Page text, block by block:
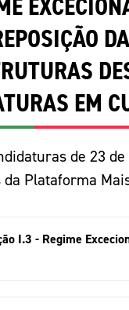
Equipa Portugal
EM
de 23
Plataforma
I.3 - Regime